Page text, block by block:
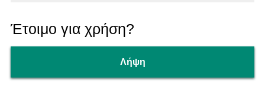
Έτοιμο για χρήση?
Λήψη